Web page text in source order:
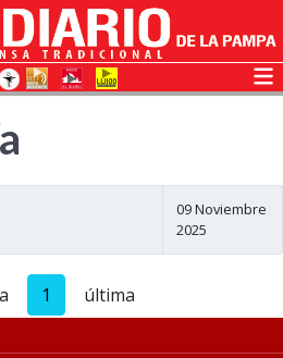
09 Noviembre
2025
1 última